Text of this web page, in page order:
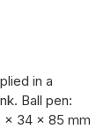
in a
Ball pen:
x 34 x 85 mm